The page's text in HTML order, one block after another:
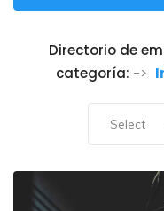
Directorio de
categoría: ->
Select